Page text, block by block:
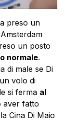
preso un
un posto
normale.
di male se Di
volo di
si ferma al
aver fatto
Cina Di Maio